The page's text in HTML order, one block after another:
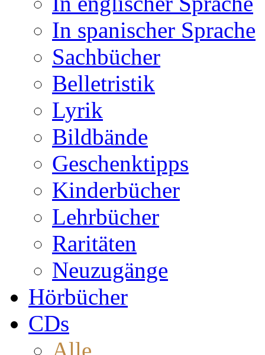
In spanischer Sprache
Sachbücher
Belletristik
Lyrik
Bildbände
Geschenktipps
Kinderbücher
Lehrbücher
Raritäten
Neuzugänge
Hörbücher
CDs